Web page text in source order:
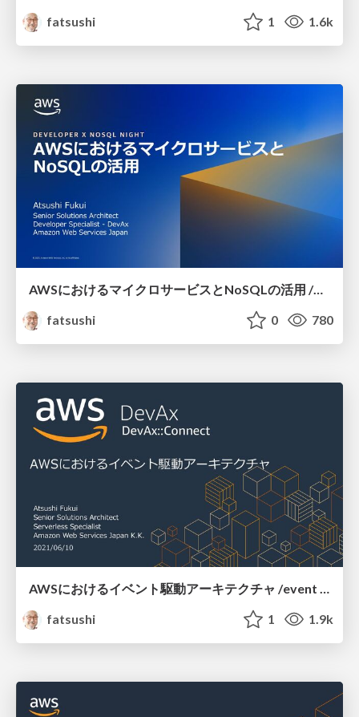
fatsushi
1 1.6k
AWSにおけるマイクロサービスとNoSQLの活用 /microservice architecture with NoSQL on AWS
fatsushi
0 780
AWSにおけるイベント駆動アーキテクチャ /event driven architecture on aws
fatsushi
1 1.9k